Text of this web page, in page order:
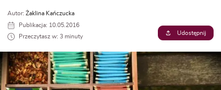
Autor: Żaklina Kańczucka
Publikacja: 10.05.2016
Przeczytasz w: 3 minuty
Udostępnij